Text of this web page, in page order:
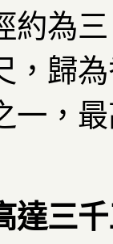
約為
，歸
一，
達三